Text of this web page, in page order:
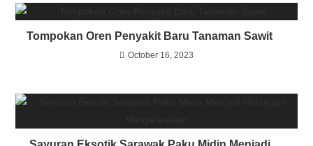
Tompokan Oren Penyakit Baru Tanaman Sawit
October 16, 2023